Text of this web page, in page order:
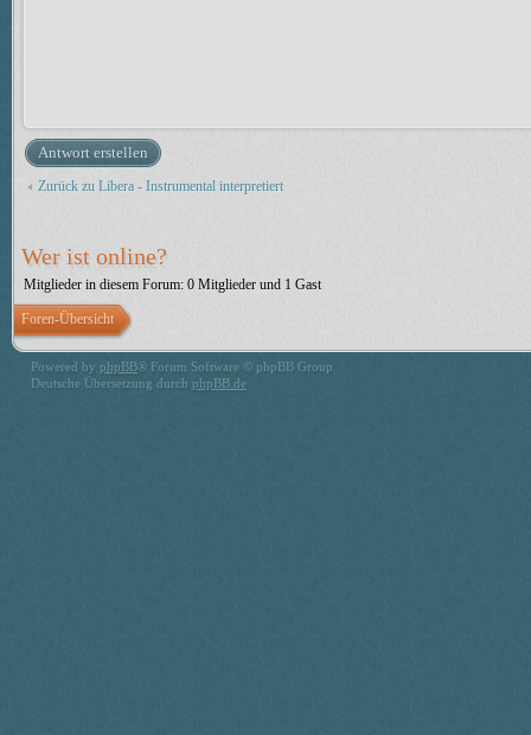
Antwort erstellen
Zurück zu Libera - Instrumental interpretiert
Wer ist online?
Mitglieder in diesem Forum: 0 Mitglieder und 1 Gast
Foren-Übersicht
Powered by phpBB® Forum Software © phpBB Group
Deutsche Übersetzung durch phpBB.de